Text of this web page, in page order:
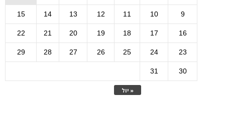
« יול
9
10
11
12
13
14
15
16
17
18
19
20
21
22
23
24
25
26
27
28
29
30
31